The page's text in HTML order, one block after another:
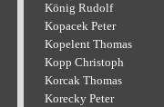
König Rudolf
Kopacek Peter
Kopelent Thomas
Kopp Christoph
Korcak Thomas
Korecky Peter